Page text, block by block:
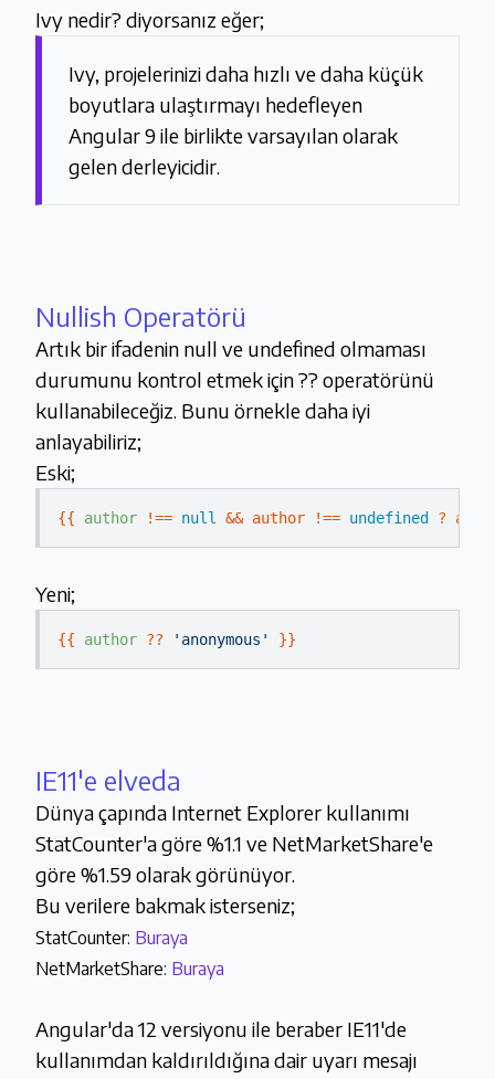
Ivy nedir? diyorsanız eğer;
Ivy, projelerinizi daha hızlı ve daha küçük
boyutlara ulaştırmayı hedefleyen
Angular 9 ile birlikte varsayılan olarak
gelen derleyicidir.
Nullish Operatörü
Artık bir ifadenin null ve undefined olmaması
durumunu kontrol etmek için ?? operatörünü
kullanabileceğiz. Bunu örnekle daha iyi
anlayabiliriz;
Eski;
{{ author !== null && author !== undefined ?
Yeni;
{{ author ?? 'anonymous' }}
IE11'e elveda
Dünya çapında Internet Explorer kullanımı
StatCounter'a göre %1.1 ve NetMarketShare'e
göre %1.59 olarak görünüyor.
Bu verilere bakmak isterseniz;
StatCounter: Buraya
NetMarketShare: Buraya
Angular'da 12 versiyonu ile beraber IE11'de
kullanımdan kaldırıldığına dair uyarı mesajı